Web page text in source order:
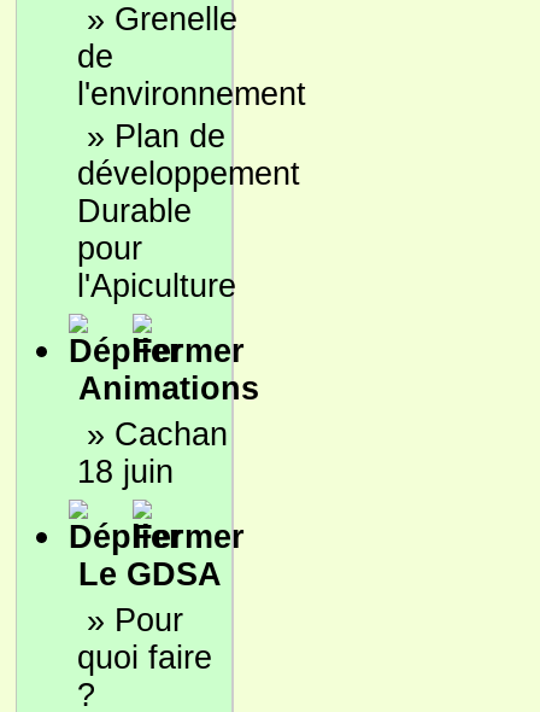
» Grenelle
de
l'environnement
» Plan de
développement
Durable
pour
l'Apiculture
Animations
» Cachan
18 juin
Le GDSA
» Pour
quoi faire
?